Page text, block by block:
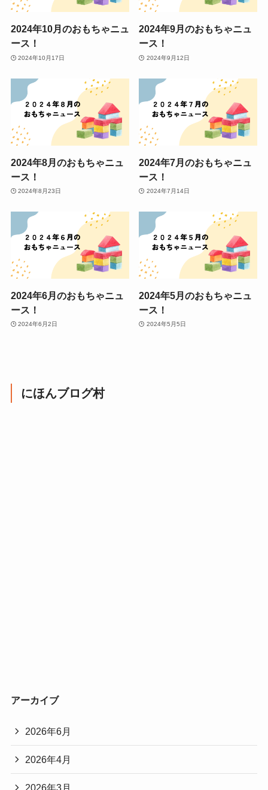
2024年10月のおもちゃニュ
ース！
2024年10月17日
2024年9月のおもちゃニュ
ース！
2024年9月12日
2024年8月のおもちゃニュ
ース！
2024年8月23日
2024年7月のおもちゃニュ
ース！
2024年7月14日
2024年6月のおもちゃニュ
ース！
2024年6月2日
2024年5月のおもちゃニュ
ース！
2024年5月5日
にほんブログ村
アーカイブ
2026年6月
2026年4月